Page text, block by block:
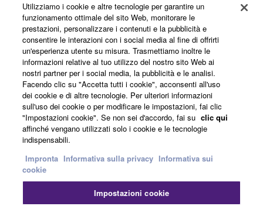
Informazioni su Yamaha
Italia - Italian
Affari
ContattiTermini di utilizzoInformativa sulla privacy
Utilizziamo i cookie e altre tecnologie per garantire un
funzionamento ottimale del sito Web, monitorare le
prestazioni, personalizzare i contenuti e la pubblicità e
consentire le interazioni con i social media al fine di offrirti
un'esperienza utente su misura. Trasmettiamo inoltre le
informazioni relative al tuo utilizzo del nostro sito Web ai
nostri partner per i social media, la pubblicità e le analisi.
Facendo clic su "Accetta tutti i cookie", acconsenti all'uso
dei cookie e di altre tecnologie. Per ulteriori informazioni
sull'uso dei cookie o per modificare le impostazioni, fai clic
"Impostazioni cookie". Se non sei d'accordo, fai su clic qui
affinché vengano utilizzati solo i cookie e le tecnologie
indispensabili.
Impronta Informativa sulla privacy Informativa sui
cookie
Impostazioni cookie